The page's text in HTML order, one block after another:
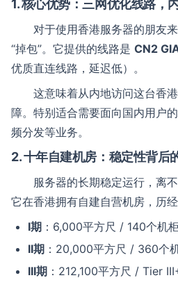
1. 核心优势：三网优化线路，
对于使用香港服务器的朋友
“掉包”。它提供的线路是 CN2
优质直连线路，延迟低）。
这意味着从内地访问这台香
障。特别适合需要面向国内用户
频分发等业务。
2. 十年自建机房：稳定性背后
服务器的长期稳定运行，离
它在香港拥有自建自营机房，历经
I期 ：6,000平方尺 / 140个机
II期 ：20,000平方尺 / 360个
III期 ：212,100平方尺 / Tier